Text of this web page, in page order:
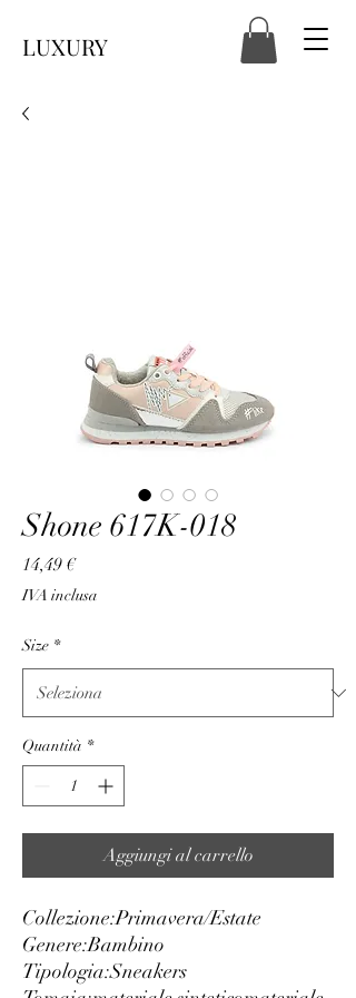
LUXURY
Shone 617K-018
14,49 €Prezzo
IVA inclusa
Size *
Quantità *
Aggiungi al carrello
Collezione:Primavera/Estate
Genere:Bambino
Tipologia:Sneakers